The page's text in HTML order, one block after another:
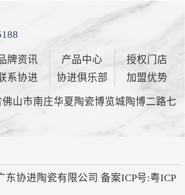
牌资讯 产品中心
授权门店
系协进 协进俱乐部 加盟优势
山市南庄华夏陶瓷博览城陶博二路七
东协进陶瓷有限公司 备案ICP号:粤ICP